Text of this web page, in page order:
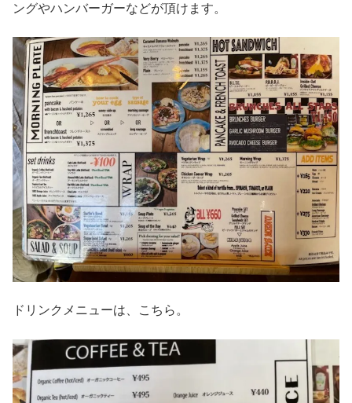
ングやハンバーガーなどが頂けます。
ドリンクメニューは、こちら。